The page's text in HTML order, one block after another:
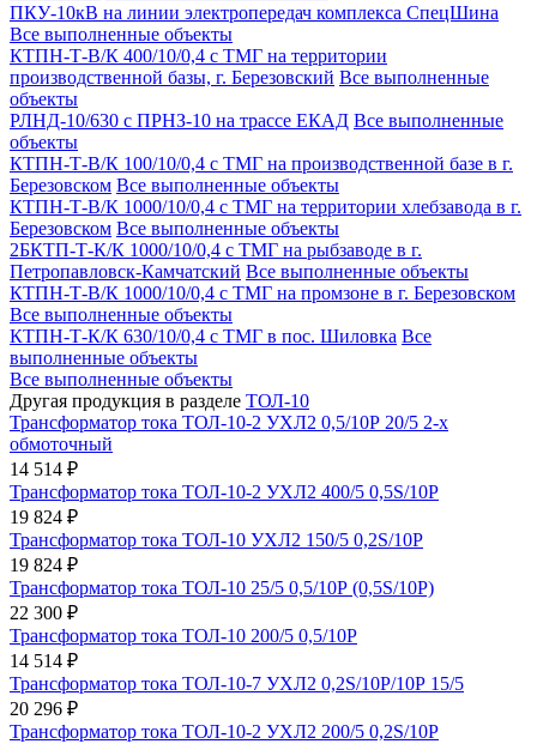
ПКУ-10кВ на линии электропередач комплекса СпецШина
Все выполненные объекты
КТПН-Т-В/К 400/10/0,4 с ТМГ на территории
производственной базы, г. Березовский Все выполненные
объекты
РЛНД-10/630 с ПРНЗ-10 на трассе ЕКАД Все выполненные
объекты
КТПН-Т-В/К 100/10/0,4 с ТМГ на производственной базе в г.
Березовском Все выполненные объекты
КТПН-Т-В/К 1000/10/0,4 с ТМГ на территории хлебзавода в г.
Березовском Все выполненные объекты
2БКТП-Т-К/К 1000/10/0,4 с ТМГ на рыбзаводе в г.
Петропавловск-Камчатский Все выполненные объекты
КТПН-Т-В/К 1000/10/0,4 с ТМГ на промзоне в г. Березовском
Все выполненные объекты
КТПН-Т-К/К 630/10/0,4 с ТМГ в пос. Шиловка Все
выполненные объекты
Все выполненные объекты
Другая продукция в разделе ТОЛ-10
Трансформатор тока ТОЛ-10-2 УХЛ2 0,5/10Р 20/5 2-х
обмоточный
14 514 ₽
Трансформатор тока ТОЛ-10-2 УХЛ2 400/5 0,5S/10Р
19 824 ₽
Трансформатор тока ТОЛ-10 УХЛ2 150/5 0,2S/10Р
19 824 ₽
Трансформатор тока ТОЛ-10 25/5 0,5/10Р (0,5S/10Р)
22 300 ₽
Трансформатор тока ТОЛ-10 200/5 0,5/10Р
14 514 ₽
Трансформатор тока ТОЛ-10-7 УХЛ2 0,2S/10Р/10Р 15/5
20 296 ₽
Трансформатор тока ТОЛ-10-2 УХЛ2 200/5 0,2S/10Р